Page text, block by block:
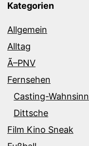
Kategorien
Allgemein
Alltag
Ã–PNV
Fernsehen
Casting-Wahnsinn
Dittsche
Film Kino Sneak